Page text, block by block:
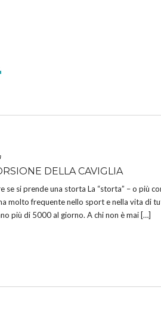
DELLA CAVIGLIA
se si prende una storta La “storta” – o più
molto frequente nello sport e nella vita di
più di 5000 al giorno. A chi non è mai […]